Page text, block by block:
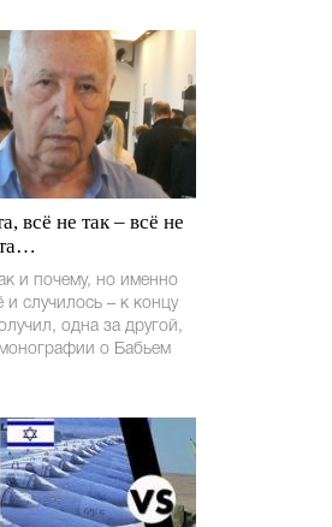
всё не так – всё не
и почему, но именно
и случилось – к концу
одна за другой,
о Бабьем